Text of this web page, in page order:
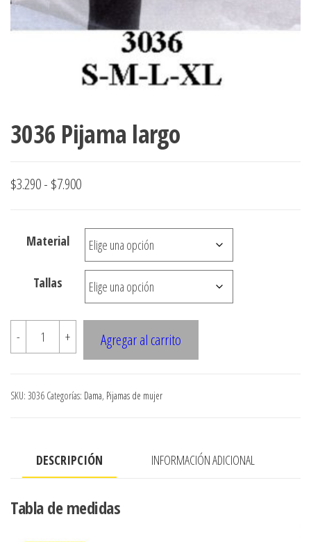
3036 Pijama largo
$3.290- $7.900Rango
precios:
desde
$3.290
hasta
$7.900
Material
Tallas
-
3036
+ Agregar al carrito
SKU: 3036 Categorías: Dama, Pijamas de mujer
DESCRIPCIÓN INFORMACIÓN ADICIONAL
Tabla de medidas